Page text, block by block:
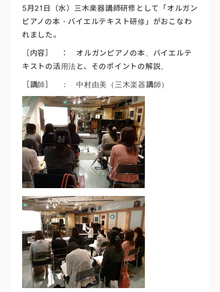
イベント情報
楽器販売
5月21日（水）三木楽器講師研修として「オルガン
ピアノの本・バイエルテキスト研修」がおこなわ
れました。
［内容］ ： オルガンピアノの本、バイエルテ
キストの活用法と、そのポイントの解説。
［講師］ ： 中村由美（三木楽器講師）